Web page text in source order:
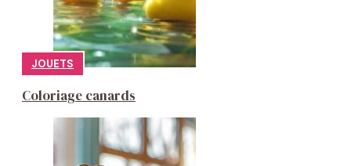
JOUETS
Coloriage canards